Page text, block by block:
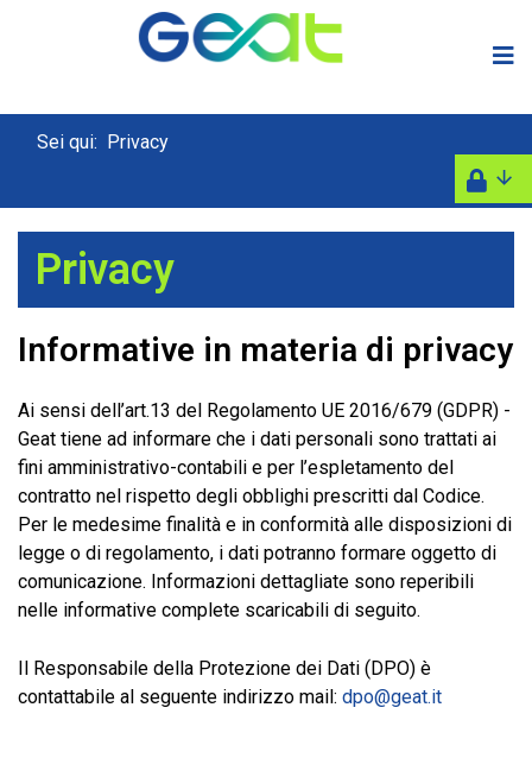
Sei qui: Privacy
Privacy
Informative in materia di privacy
Ai sensi dell’art.13 del Regolamento UE 2016/679 (GDPR) -
Geat tiene ad informare che i dati personali sono trattati ai
fini amministrativo-contabili e per l’espletamento del
contratto nel rispetto degli obblighi prescritti dal Codice.
Per le medesime finalità e in conformità alle disposizioni di
legge o di regolamento, i dati potranno formare oggetto di
comunicazione. Informazioni dettagliate sono reperibili
nelle informative complete scaricabili di seguito.
Il Responsabile della Protezione dei Dati (DPO) è
contattabile al seguente indirizzo mail: dpo@geat.it